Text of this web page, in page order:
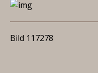
Bild 117278